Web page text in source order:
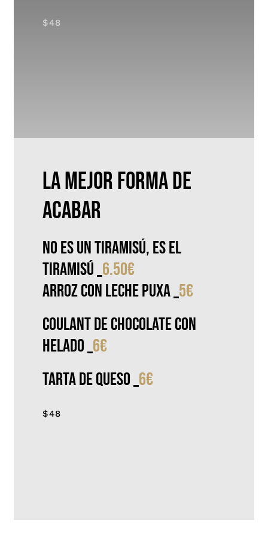
$48
LA MEJOR FORMA DE
ACABAR
No es un tiramisú, es el
TIRAMISÚ_6.50€
Arroz con leche Puxa_5€
Coulant de chocolate con
helado_6€
Tarta de queso_6€
$48